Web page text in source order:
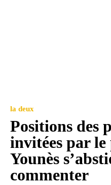
la deux
Positions des
invitées par
Younès
commenter